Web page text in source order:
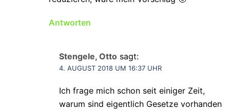
Antworten
Stengele, Otto sagt:
4. AUGUST 2018 UM 16:37 UHR
Ich frage mich schon seit einiger Zeit,
warum sind eigentlich Gesetze vorhanden